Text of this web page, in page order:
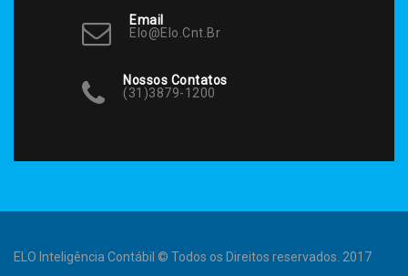
Email
Elo@elo.cnt.br
Nossos Contatos
(31)3879-1200
ELO Inteligência Contábil © Todos os Direitos reservados. 2017